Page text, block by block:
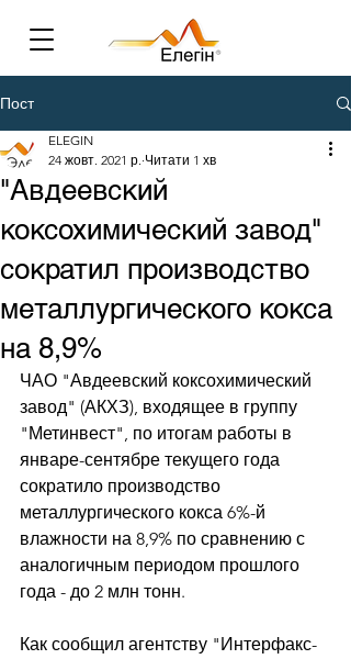
Пост
"Авдеевский
коксохимический завод"
сократил производство
металлургического кокса
на 8,9%
ELEGIN
24 жовт. 2021 р. Читати 1 хв
ЧАО "Авдеевский коксохимический
завод" (АКХЗ), входящее в группу
"Метинвест", по итогам работы в
январе-сентябре текущего года
сократило производство
металлургического кокса 6%-й
влажности на 8,9% по сравнению с
аналогичным периодом прошлого
года - до 2 млн тонн.
Как сообщил агентству "Интерфакс-